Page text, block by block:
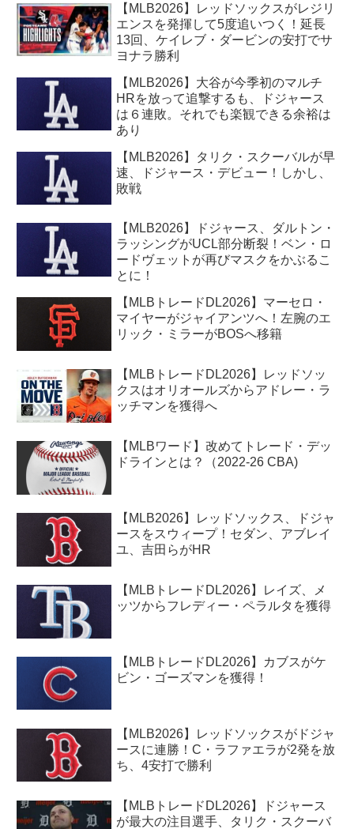
【MLB2026】レッドソックスがレジリ
エンスを発揮して5度追いつく！延長
13回、ケイレブ・ダービンの安打でサ
ヨナラ勝利
【MLB2026】大谷が今季初のマルチ
HRを放って追撃するも、ドジャース
は６連敗。それでも楽観できる余裕は
あり
【MLB2026】タリク・スクーバルが早
速、ドジャース・デビュー！しかし、
敗戦
【MLB2026】ドジャース、ダルトン・
ラッシングがUCL部分断裂！ベン・ロ
ードヴェットが再びマスクをかぶるこ
とに！
【MLBトレードDL2026】マーセロ・
マイヤーがジャイアンツへ！左腕のエ
リック・ミラーがBOSへ移籍
【MLBトレードDL2026】レッドソッ
クスはオリオールズからアドレー・ラ
ッチマンを獲得へ
【MLBワード】改めてトレード・デッ
ドラインとは？（2022-26 CBA)
【MLB2026】レッドソックス、ドジャ
ースをスウィープ！セダン、アブレイ
ユ、吉田らがHR
【MLBトレードDL2026】レイズ、メ
ッツからフレディー・ペラルタを獲得
【MLBトレードDL2026】カブスがケ
ビン・ゴーズマンを獲得！
【MLB2026】レッドソックスがドジャ
ースに連勝！C・ラファエラが2発を放
ち、4安打で勝利
【MLBトレードDL2026】ドジャース
が最大の注目選手、タリク・スクーバ